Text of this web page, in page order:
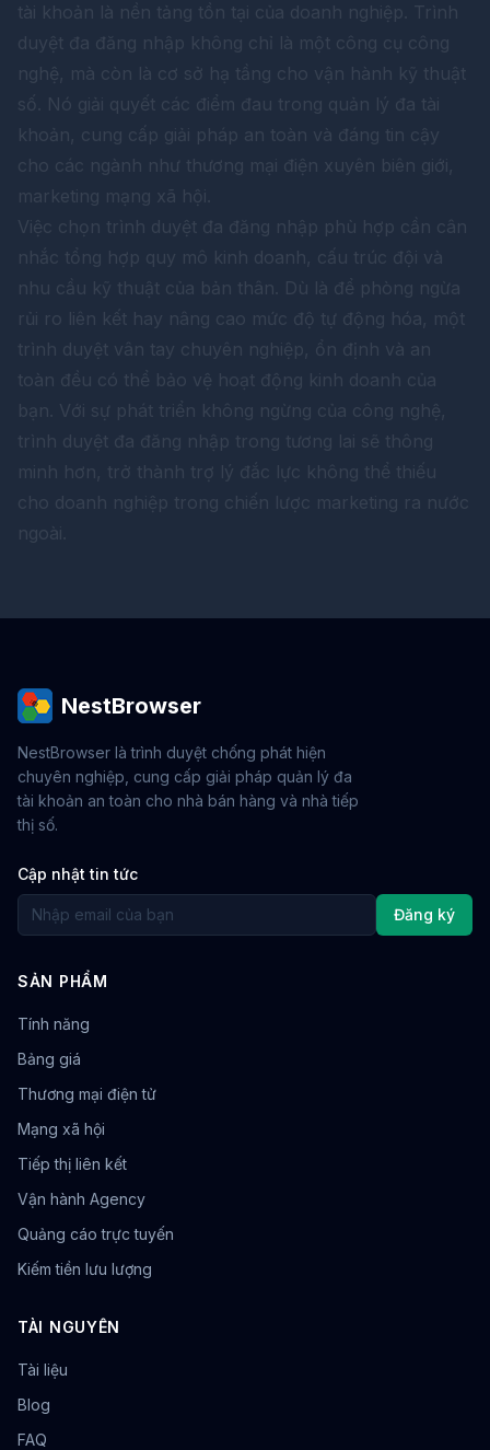
tài khoản là nền tảng tồn tại của doanh nghiệp. Trình
duyệt đa đăng nhập không chỉ là một công cụ công
nghệ, mà còn là cơ sở hạ tầng cho vận hành kỹ thuật
số. Nó giải quyết các điểm đau trong quản lý đa tài
khoản, cung cấp giải pháp an toàn và đáng tin cậy
cho các ngành như thương mại điện xuyên biên giới,
marketing mạng xã hội.
Việc chọn trình duyệt đa đăng nhập phù hợp cần cân
nhắc tổng hợp quy mô kinh doanh, cấu trúc đội và
nhu cầu kỹ thuật của bản thân. Dù là để phòng ngừa
rủi ro liên kết hay nâng cao mức độ tự động hóa, một
trình duyệt vân tay chuyên nghiệp, ổn định và an
toàn đều có thể bảo vệ hoạt động kinh doanh của
bạn. Với sự phát triển không ngừng của công nghệ,
trình duyệt đa đăng nhập trong tương lai sẽ thông
minh hơn, trở thành trợ lý đắc lực không thể thiếu
cho doanh nghiệp trong chiến lược marketing ra nước
ngoài.
NestBrowser
NestBrowser là trình duyệt chống phát hiện
chuyên nghiệp, cung cấp giải pháp quản lý đa
tài khoản an toàn cho nhà bán hàng và nhà tiếp
thị số.
Cập nhật tin tức
Đăng ký
SẢN PHẨM
Tính năng
Bảng giá
Thương mại điện tử
Mạng xã hội
Tiếp thị liên kết
Vận hành Agency
Quảng cáo trực tuyến
Kiếm tiền lưu lượng
TÀI NGUYÊN
Tài liệu
Blog
FAQ